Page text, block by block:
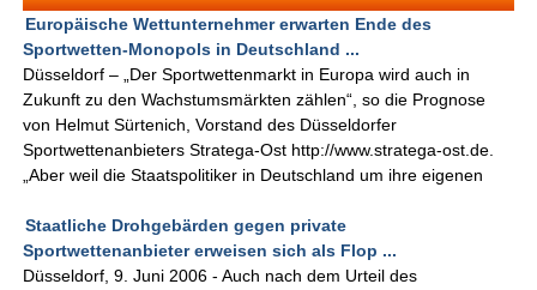
Europäische Wettunternehmer erwarten Ende des
Sportwetten-Monopols in Deutschland ...
Düsseldorf – „Der Sportwettenmarkt in Europa wird auch in
Zukunft zu den Wachstumsmärkten zählen“, so die Prognose
von Helmut Sürtenich, Vorstand des Düsseldorfer
Sportwettenanbieters Stratega-Ost http://www.stratega-ost.de.
„Aber weil die Staatspolitiker in Deutschland um ihre eigenen
Staatliche Drohgebärden gegen private
Sportwettenanbieter erweisen sich als Flop ...
Düsseldorf, 9. Juni 2006 - Auch nach dem Urteil des